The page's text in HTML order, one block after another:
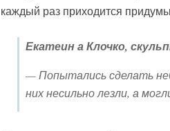
каждый раз приходится
Екатеин а Клочко,
— Попытались сделать
них несильно лезли, а